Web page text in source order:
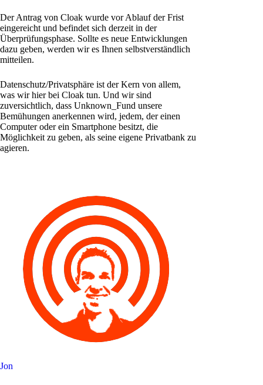
Der Antrag von Cloak wurde vor Ablauf der Frist
eingereicht und befindet sich derzeit in der
Überprüfungsphase. Sollte es neue Entwicklungen
dazu geben, werden wir es Ihnen selbstverständlich
mitteilen.
Datenschutz/Privatsphäre ist der Kern von allem,
was wir hier bei Cloak tun. Und wir sind
zuversichtlich, dass Unknown_Fund unsere
Bemühungen anerkennen wird, jedem, der einen
Computer oder ein Smartphone besitzt, die
Möglichkeit zu geben, als seine eigene Privatbank zu
agieren.
Jon